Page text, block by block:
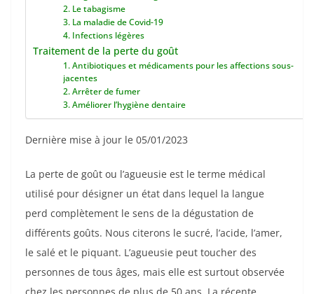
2. Le tabagisme
3. La maladie de Covid-19
4. Infections légères
Traitement de la perte du goût
1. Antibiotiques et médicaments pour les affections sous-
jacentes
2. Arrêter de fumer
3. Améliorer l’hygiène dentaire
Dernière mise à jour le 05/01/2023
La perte de goût ou l’agueusie est le terme médical
utilisé pour désigner un état dans lequel la langue
perd complètement le sens de la dégustation de
différents goûts. Nous citerons le sucré, l’acide, l’amer,
le salé et le piquant. L’agueusie peut toucher des
personnes de tous âges, mais elle est surtout observée